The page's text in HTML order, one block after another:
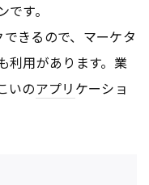
です。
きるので、マーケタ
利用があります。業
いのアプリ ケーショ